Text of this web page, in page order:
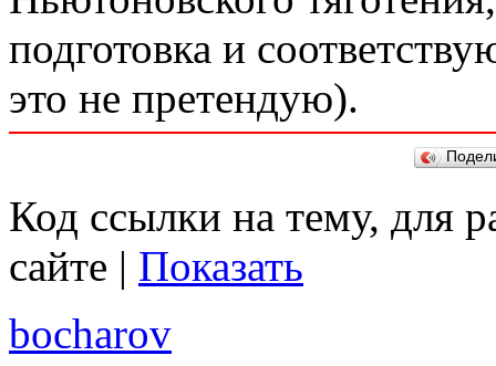
подготовка и
это не претендую).
Код ссылки на тему, для
сайте | Показать
bocharov